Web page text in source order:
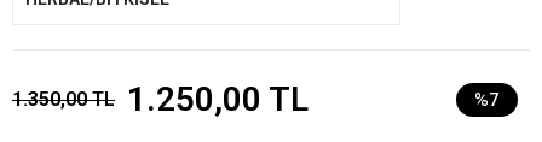
1.350,00 TL 1.250,00 TL %7